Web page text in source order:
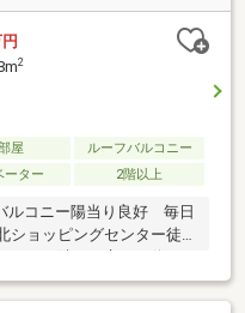
2
屋
ルーフバルコニー
ーター 2階以上
ルコニー陽当り良好 毎日
ョッピングセンター徒
2分